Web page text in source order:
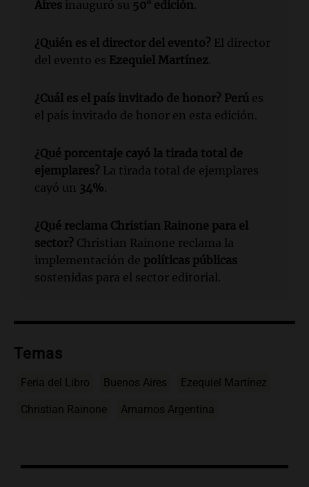
Aires inauguró su 50° edición.
¿Quién es el director del evento? El director
del evento es Ezequiel Martínez.
¿Cuál es el país invitado de honor? Perú es
el país invitado de honor en esta edición.
¿Qué porcentaje cayó la tirada total de
ejemplares? La tirada total de ejemplares
cayó un 34%.
¿Qué reclama Christian Rainone para el
sector? Christian Rainone reclama la
implementación de políticas públicas
sostenidas para el sector editorial.
Temas
Feria del Libro Buenos Aires Ezequiel Martínez
Christian Rainone Amamos Argentina